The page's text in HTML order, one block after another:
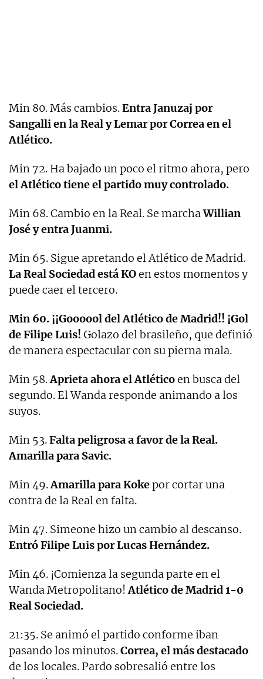
Min 80. Más cambios.Entra Januzaj por
Sangalli en la Real y Lemar por Correa en el
Atlético.
Min 72. Ha bajado un poco el ritmo ahora, pero
el Atlético tiene el partido muy controlado.
Min 68. Cambio en la Real. Se marchaWillian
José y entra Juanmi.
Min 65. Sigue apretando el Atlético de Madrid.
La Real Sociedad está KOen estos momentos y
puede caer el tercero.
Min 60. ¡¡Goooool del Atlético de Madrid!! ¡Gol
de Filipe Luis! Golazo del brasileño, que definió
de manera espectacular con su pierna mala.
Min 58.Aprieta ahora el Atléticoen busca del
segundo. El Wanda responde animando a los
suyos.
Min 53.Falta peligrosa a favor de la Real.
Amarilla para Savic.
Min 49.Amarilla para Kokepor cortar una
contra de la Real en falta.
Min 47. Simeone hizo un cambio al descanso.
Entró Filipe Luis por Lucas Hernández.
Min 46. ¡Comienza la segunda parte en el
Wanda Metropolitano!Atlético de Madrid 1-0
Real Sociedad.
21:35. Se animó el partido conforme iban
pasando los minutos.Correa, el más destacado
de los locales. Pardo sobresalió entre los